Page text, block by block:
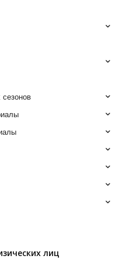
сезонов
лиц